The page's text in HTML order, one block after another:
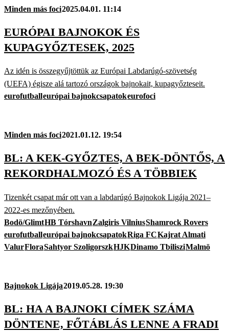
Minden más foci2025.04.01. 11:14
EURÓPAI BAJNOKOK ÉS
KUPAGYŐZTESEK, 2025
Az idén is összegyűjtöttük az Európai Labdarúgó-szövetség
(UEFA) égisze alá tartozó országok bajnokait, kupagyőzteseit.
eurofutballeurópai bajnokcsapatokeurofoci
Minden más foci2021.01.12. 19:54
BL: A KEK-GYŐZTES, A BEK-DÖNTŐS, A
REKORDHALMOZÓ ÉS A TÖBBIEK
Tizenkét csapat már ott van a labdarúgó Bajnokok Ligája 2021–
2022-es mezőnyében.
Bodö/GlimtHB TórshavnZalgiris VilniusShamrock Rovers
eurofutballeurópai bajnokcsapatokRiga FCKajrat Almati
ValurFloraSahtyor SzoligorszkHJKDinamo TbilisziMalmö
Bajnokok Ligája2019.05.28. 19:30
BL: HA A BAJNOKI CÍMEK SZÁMA
DÖNTENE, FŐTÁBLÁS LENNE A FRADI